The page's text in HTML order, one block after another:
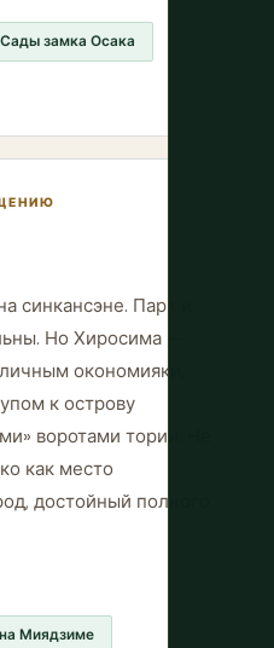
Сады замка Осака
синкансэне. Парк и
Но Хиросима —
окономияки,
к острову
воротами тории. Не
как место
достойный полного
Миядзиме